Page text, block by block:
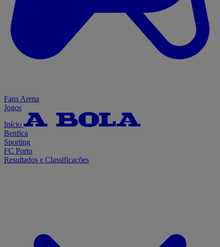
Fans Arena
Jogos
Início
Benfica
Sporting
FC Porto
Resultados e Classificações